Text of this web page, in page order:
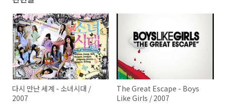
다시 만난 세계 - 소녀시대 /
2007
The Great Escape - Boys
Like Girls / 2007